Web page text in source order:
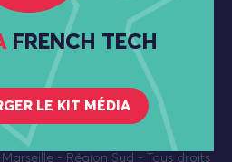
FRENCH TECH
LE KIT MÉDIA
- Région Sud - Tous droits